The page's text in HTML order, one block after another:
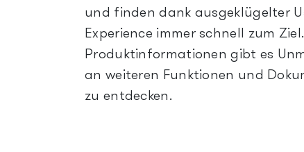
und finden dank ausgeklügelter
Experience immer schnell zum
Produktinformationen gibt es
an weiteren Funktionen und
zu entdecken.